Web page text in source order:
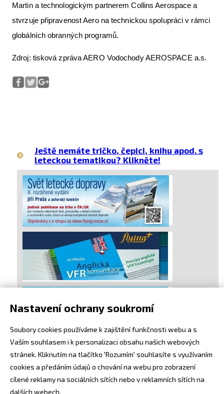
Martin a technologickým partnerem Collins Aerospace a
stvrzuje připravenost Aero na technickou spolupráci v rámci
globálních obranných programů.
Zdroj: tisková zpráva AERO Vodochody AEROSPACE a.s.
Ještě nemáte tričko, čepici, knihu apod. s
leteckou tematikou? Klikněte!
Nastavení ochrany soukromí
Soubory cookies používáme k zajištění funkčnosti webu a s
Vaším souhlasem i k personalizaci obsahu našich webových
stránek. Kliknutím na tlačítko 'Rozumím' souhlasíte s využívaním
cookies a předáním údajů o chování na webu pro zobrazení
cílené reklamy na sociálních sítích nebo v reklamních sítích na
dalších webech.